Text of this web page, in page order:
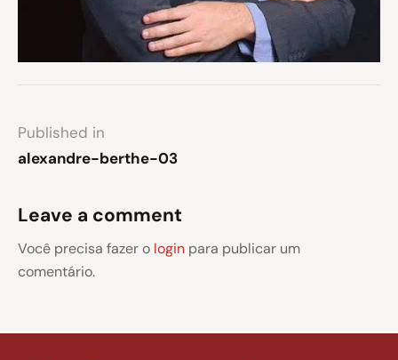
Published in
alexandre-berthe-03
Leave a comment
Você precisa fazer o login para publicar um
comentário.